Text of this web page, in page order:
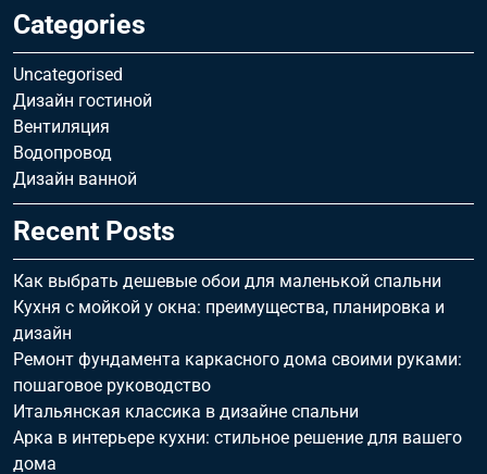
Categories
Uncategorised
Дизайн гостиной
Вентиляция
Водопровод
Дизайн ванной
Recent Posts
Как выбрать дешевые обои для маленькой спальни
Кухня с мойкой у окна: преимущества, планировка и
дизайн
Ремонт фундамента каркасного дома своими руками:
пошаговое руководство
Итальянская классика в дизайне спальни
Арка в интерьере кухни: стильное решение для вашего
дома